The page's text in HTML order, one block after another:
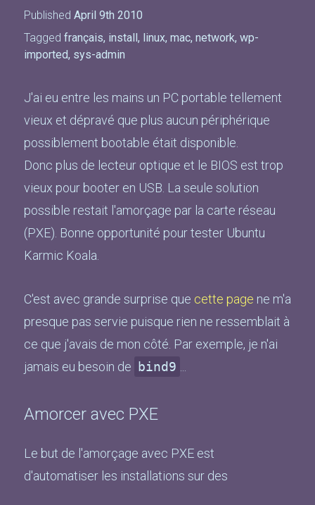
Published April 9th 2010
Tagged français, install, linux, mac, network, wp-
imported, sys-admin
J'ai eu entre les mains un PC portable tellement
vieux et dépravé que plus aucun périphérique
possiblement bootable était disponible.
Donc plus de lecteur optique et le BIOS est trop
vieux pour booter en USB. La seule solution
possible restait l'amorçage par la carte réseau
(PXE). Bonne opportunité pour tester Ubuntu
Karmic Koala.
C'est avec grande surprise que cette page ne m'a
presque pas servie puisque rien ne ressemblait à
ce que j'avais de mon côté. Par exemple, je n'ai
jamais eu besoin de
bind9
Amorcer avec PXE
Le but de l'amorçage avec PXE est
d'automatiser les installations sur des